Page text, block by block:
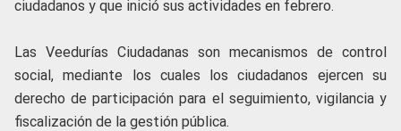
ciudadanos y que inició sus actividades en febrero.
Las Veedurías Ciudadanas son mecanismos de control
social, mediante los cuales los ciudadanos ejercen su
derecho de participación para el seguimiento, vigilancia y
fiscalización de la gestión pública.